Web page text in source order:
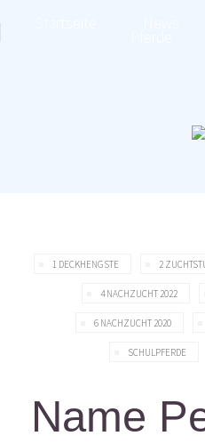
1 DECKHENGSTE 2
4 NACHZUCHT 2022
6 NACHZUCHT 2020
SCHULPFERDE
Name